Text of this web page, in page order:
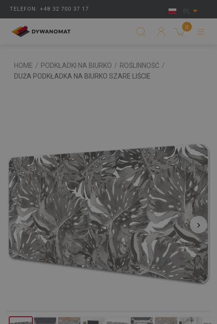
TELEFON: +48 32 700 37 17 PL
0
HOME / PODKŁADKI NA BIURKO / ROŚLINNOŚĆ /
DUŻA PODKŁADKA NA BIURKO SZARE LIŚCIE
‹ ›